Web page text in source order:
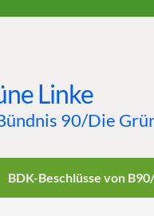
Linke
90/Die
BDK-Beschlüsse von